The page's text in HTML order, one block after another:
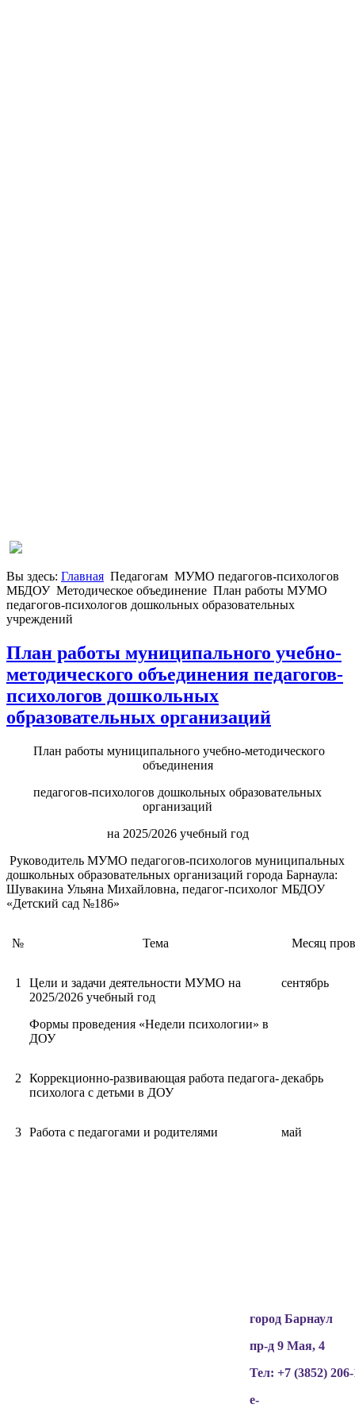
Вы здесь: Главная Педагогам МУМО педагогов-психологов
МБДОУ Методическое объединение План работы МУМО
педагогов-психологов дошкольных образовательных
учреждений
План работы муниципального учебно-
методического объединения педагогов-
психологов дошкольных
образовательных организаций
План работы муниципального учебно-методического
объединения
педагогов-психологов дошкольных образовательных
организаций
на 2025/2026 учебный год
Руководитель МУМО педагогов-психологов муниципальных
дошкольных образовательных организаций города Барнаула:
Шувакина Ульяна Михайловна, педагог-психолог МБДОУ
«Детский сад №186»
№ Тема Месяц
1
Цели и задачи деятельности МУМО на
2025/2026 учебный год
Формы проведения «Недели психологии» в
ДОУ
сентябрь
2
Коррекционно-развивающая работа педагога-
психолога с детьми в ДОУ
декабрь
3 Работа с педагогами и родителями май
город Барнаул
пр-д 9 Мая, 4
Тел: +7 (3852)
e-